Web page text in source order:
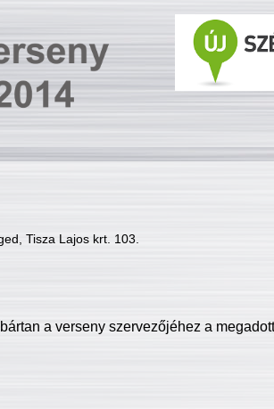
Tisza Lajos krt. 103.
a verseny szervezőjéhez a